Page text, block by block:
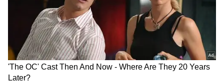
చేసుకునే అవకాశం ఉంటుంది. కుటుంబ సభ్యులు, పిల్లలు
ప్రయాణ సమయంలో సులభంగా ఇంటర్నెట్‌ను
ఉపయోగించవచ్చు.